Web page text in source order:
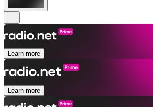
Learn more
Learn more